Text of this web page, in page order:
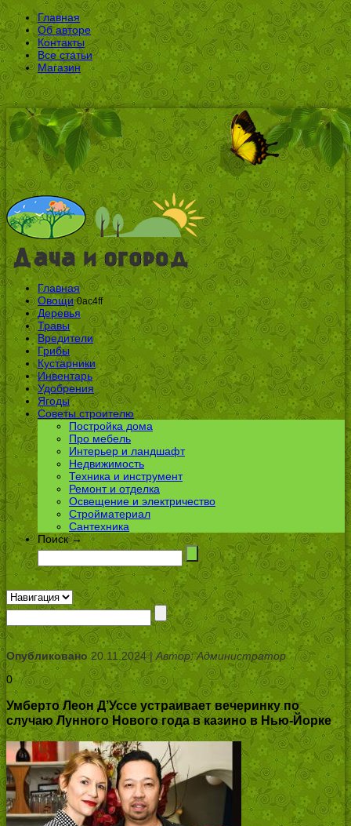
Главная
Об авторе
Контакты
Все статьи
Магазин
Главная
Овощи 0ac4ff
Деревья
Травы
Вредители
Грибы
Кустарники
Инвентарь
Удобрения
Ягоды
Советы строителю
Постройка дома
Про мебель
Интерьер и ландшафт
Недвижимость
Техника и инструмент
Ремонт и отделка
Освещение и электричество
Стройматериал
Сантехника
Поиск →
Опубликовано20.11.2024 | Автор: Администратор
0
Умберто Леон Д’Уссе устраивает вечеринку по
случаю Лунного Нового года в казино в Нью-Йорке